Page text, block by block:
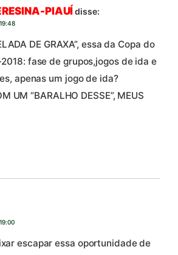
PIAUÍdisse:
DE GRAXA”, essa da Copa do
fase de grupos,jogos de ida e
apenas um jogo de ida?
UM “BARALHO DESSE”, MEUS
escapar essa oportunidade de